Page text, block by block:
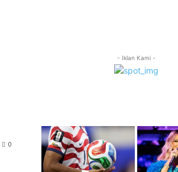
0
- Iklan Kami -